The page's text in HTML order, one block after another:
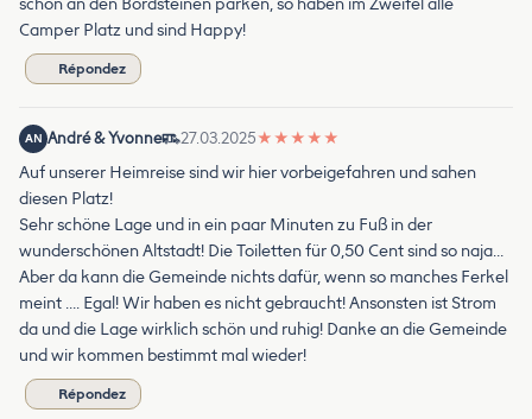
schön an den Bordsteinen parken, so haben im Zweifel alle
Camper Platz und sind Happy!
Répondez
AN André & Yvonne 27.03.2025★ ★ ★ ★ ★
Auf unserer Heimreise sind wir hier vorbeigefahren und sahen
diesen Platz!
Sehr schöne Lage und in ein paar Minuten zu Fuß in der
wunderschönen Altstadt! Die Toiletten für 0,50 Cent sind so naja…
Aber da kann die Gemeinde nichts dafür, wenn so manches Ferkel
meint …. Egal! Wir haben es nicht gebraucht! Ansonsten ist Strom
da und die Lage wirklich schön und ruhig! Danke an die Gemeinde
und wir kommen bestimmt mal wieder!
Répondez